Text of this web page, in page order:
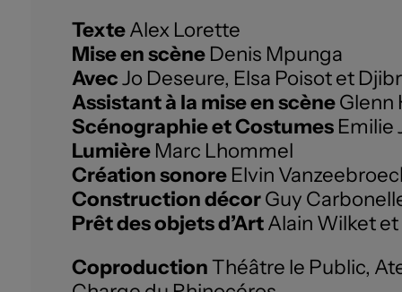
TexteAlex Lorette
Mise en scèneDenis Mpunga
AvecJo Deseure, Elsa Poisot et
Assistant à la mise en scèneGlenn
Scénographie et CostumesEmilie
Lumière Marc Lhommel
Création sonoreElvin
Construction décorGuy
Prêt des objets d’ArtAlain Wilket
CoproductionThéâtre le Public,